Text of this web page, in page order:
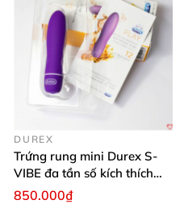
DUREX
Trứng rung mini Durex S-
VIBE đa tần số kích thích
điểm G
850.000₫